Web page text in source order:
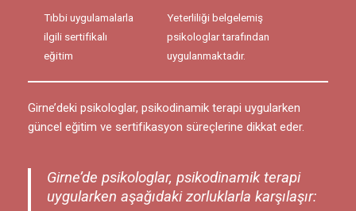
Tıbbi uygulamalarla
ilgili sertifikalı
eğitim
Yeterliliği belgelemiş
psikologlar tarafından
uygulanmaktadır.
Girne’deki psikologlar, psikodinamik terapi uygularken
güncel eğitim ve sertifikasyon süreçlerine dikkat eder.
Girne’de psikologlar, psikodinamik terapi
uygularken aşağıdaki zorluklarla karşılaşır: